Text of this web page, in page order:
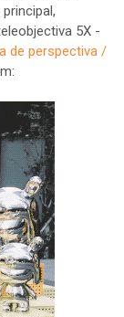
5X -
de perspectiva /